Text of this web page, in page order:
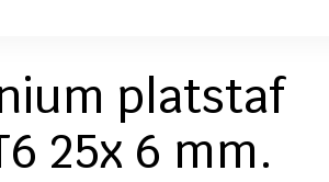
platstaf
25x 6 mm.